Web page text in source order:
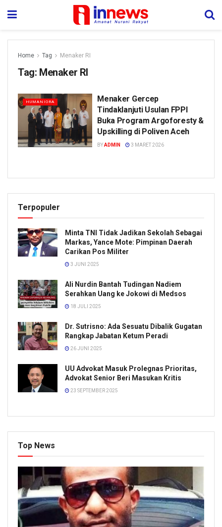
Home Tag Menaker RI
Tag: Menaker RI
HUMANIORA
Menaker Gercep
Tindaklanjuti Usulan FPPI
Buka Program Argoforesty &
Upskilling di Poliven Aceh
BY ADMIN 3 MARET 2026
Terpopuler
Minta TNI Tidak Jadikan Sekolah Sebagai
Markas, Yance Mote: Pimpinan Daerah
Carikan Pos Militer
3 JUNI 2025
Ali Nurdin Bantah Tudingan Nadiem
Serahkan Uang ke Jokowi di Medsos
18 JULI 2025
Dr. Sutrisno: Ada Sesuatu Dibalik Gugatan
Rangkap Jabatan Ketum Peradi
26 JUNI 2025
UU Advokat Masuk Prolegnas Prioritas,
Advokat Senior Beri Masukan Kritis
23 SEPTEMBER 2025
Top News